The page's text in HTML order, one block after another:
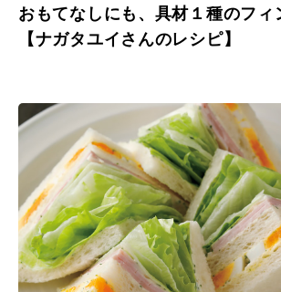
おもてなしにも、具材１種のフィ
【ナガタユイさんのレシピ】